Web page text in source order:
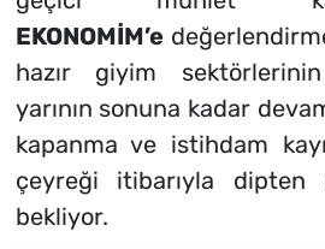
EKONOMİM’e
hazır giyim
yarının sonuna kadar
kapanma ve istihdam
çeyreği itibarıyla dipten
bekliyor.